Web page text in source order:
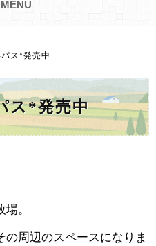
MENU
ス*発売中
ス*発売中
。
周辺のスペースになりま